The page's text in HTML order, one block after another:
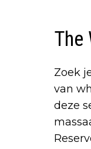
The
Zoek
van
deze